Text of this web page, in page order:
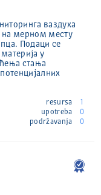
ваздуха
на мерном месту
Подаци се
у
стања
resursa
1
upotreba
0
podržavanja
0